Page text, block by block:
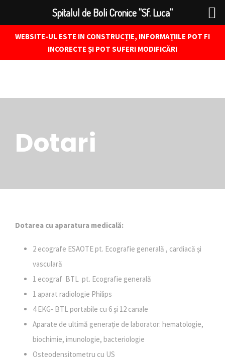
WEBSITE-UL ESTE IN CONSTRUCȚIE, INFORMAȚIILE POT FI
INCORECTE ȘI POT SUFERI MODIFICĂRI
Dotari
Dotarea cu aparatura medicală:
2 ecografe ESAOTE pt. Ecografie generală , cardiacă și
vasculară
1 ecograf BTL pt. Ecografie generală
1 aparat radiologie Philips
4 EKG- BTL portabile cu 6 și 12 canale
Aparate de ultimă generație de laborator: hematologie,
biochimie, imunologie, bacteriologie
Osteodensitometru cu US
Spitalul de Boli Cronice "Sf. Luca"